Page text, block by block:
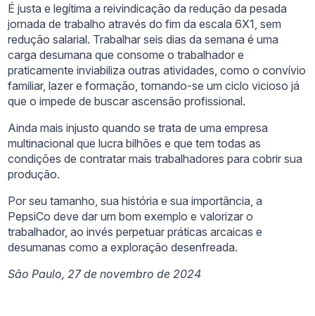
É justa e legítima a reivindicação da redução da pesada
jornada de trabalho através do fim da escala 6X1, sem
redução salarial. Trabalhar seis dias da semana é uma
carga desumana que consome o trabalhador e
praticamente inviabiliza outras atividades, como o convívio
familiar, lazer e formação, tornando-se um ciclo vicioso já
que o impede de buscar ascensão profissional.
Ainda mais injusto quando se trata de uma empresa
multinacional que lucra bilhões e que tem todas as
condições de contratar mais trabalhadores para cobrir sua
produção.
Por seu tamanho, sua história e sua importância, a
PepsiCo deve dar um bom exemplo e valorizar o
trabalhador, ao invés perpetuar práticas arcaicas e
desumanas como a exploração desenfreada.
São Paulo, 27 de novembro de 2024